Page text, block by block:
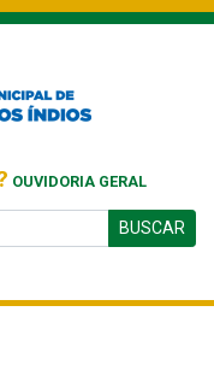
OUVIDORIA GERAL
BUSCAR